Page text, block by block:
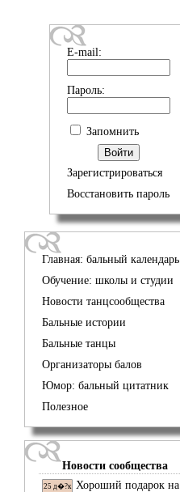
E-mail:
Пароль:
Запомнить
Зарегистрироваться
Восстановить пароль
Главная: бальный календарь
Обучение: школы и студии
Новости танцсообщества
Бальные истории
Бальные танцы
Организаторы балов
Юмор: бальный цитатник
Полезное
Новости сообщества
25 д�?к Хороший подарок на